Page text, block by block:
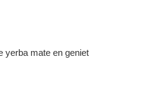
yerba mate en geniet